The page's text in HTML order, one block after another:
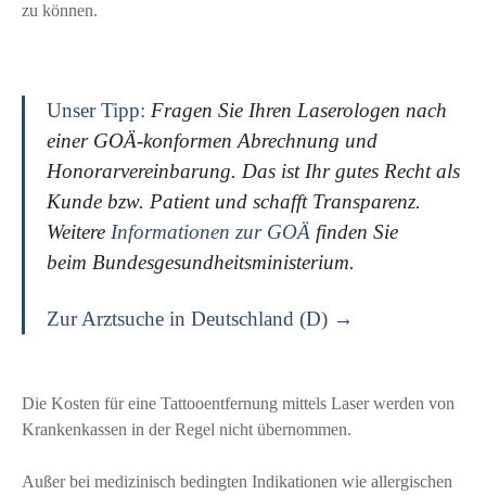
zu können.
Unser Tipp: Fragen Sie Ihren Laserologen nach
einer GOÄ-konformen Abrechnung und
Honorarvereinbarung. Das ist Ihr gutes Recht als
Kunde bzw. Patient und schafft Transparenz.
Weitere Informationen zur GOÄ finden Sie
beim Bundesgesundheitsministerium.
Zur Arztsuche in Deutschland (D) →
Die Kosten für eine Tattooentfernung mittels Laser werden von
Krankenkassen in der Regel nicht übernommen.
Außer bei medizinisch bedingten Indikationen wie allergischen